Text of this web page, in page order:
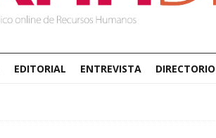
EDITORIAL ENTREVISTA DIRECTORIO